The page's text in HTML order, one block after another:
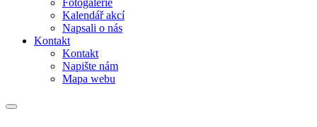
Fotogalerie
Kalendář akcí
Napsali o nás
Kontakt
Kontakt
Napište nám
Mapa webu